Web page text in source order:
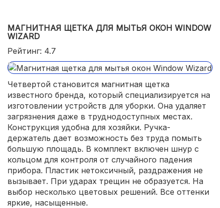
МАГНИТНАЯ ЩЕТКА ДЛЯ МЫТЬЯ ОКОН WINDOW
WIZARD
Рейтинг: 4.7
Четвертой становится магнитная щетка
известного бренда, который специализируется на
изготовлении устройств для уборки. Она удаляет
загрязнения даже в труднодоступных местах.
Конструкция удобна для хозяйки. Ручка-
держатель дает возможность без труда помыть
большую площадь. В комплект включен шнур с
кольцом для контроля от случайного падения
прибора. Пластик нетоксичный, раздражения не
вызывает. При ударах трещин не образуется. На
выбор несколько цветовых решений. Все оттенки
яркие, насыщенные.